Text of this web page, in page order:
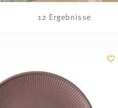
12 Ergebnisse